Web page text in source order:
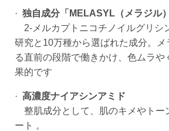
· 独自成分「MELASYL（メラジル）
2‑メルカプトニコチノイルグリシ
研究と10万種から選ばれた成分。
る直前の段階で働きかけ、色ムラや
果的です
· 高濃度ナイアシンアミド
整肌成分として、肌のキメやトー
ート 。